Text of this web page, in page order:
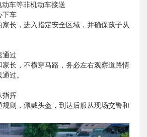
动车等非机动车接送
下车
长，进入指定安全区域，并确保孩子从
通过
家长，不横穿马路，务必左右观察道路情
通过。
指挥
规则，佩戴头盔，到达后服从现场交警和